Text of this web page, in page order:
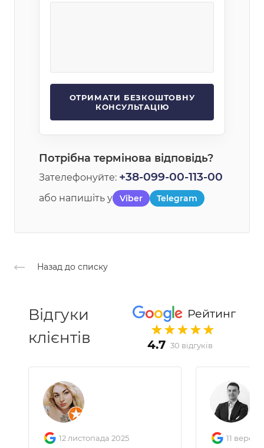
Потрібна термінова відповідь?
Зателефонуйте: +38-099-00-113-00
або напишіть у Viber Telegram
Назад до списку
Рейтинг
4.7 30 відгуків
Відгуки
клієнтів
12 листопада 2025 11